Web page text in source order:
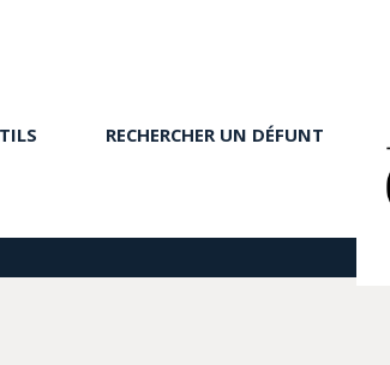
RECHERCHER UN DÉFUNT